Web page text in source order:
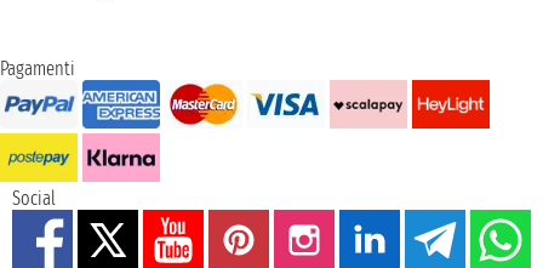
Pagamenti
Social